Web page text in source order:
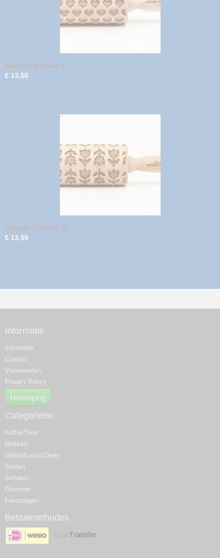
deegrol - patroon 11
€ 13,50
deegrol - patroon 26
€ 13,50
Informatie
Informatie
Contact
Voorwaarden
Privacy Policy
Herroeping
Categorieën
Koffie/Thee
Mokken
Ontbijt/Lunch/Diner
Borden
Schalen
Diversen
Feestdagen
Betaalmethodes